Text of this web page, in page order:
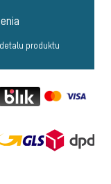
produktu